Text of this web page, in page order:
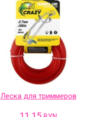
Леска для триммеров